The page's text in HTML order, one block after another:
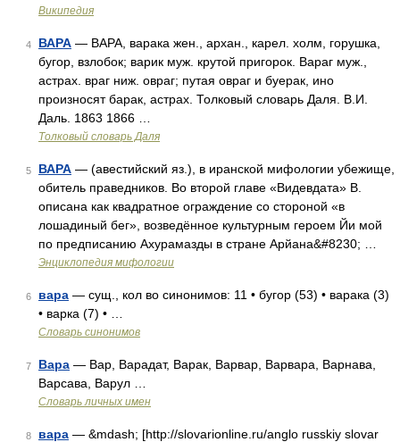
Википедия
4 ВАРА — ВАРА, варака жен., архан., карел. холм, горушка,
бугор, взлобок; варик муж. крутой пригорок. Вараг муж.,
астрах. враг ниж. овраг; путая овраг и буерак, ино
произносят барак, астрах. Толковый словарь Даля. В.И.
Даль. 1863 1866 …
Толковый словарь Даля
5 ВАРА — (авестийский яз.), в иранской мифологии убежище,
обитель праведников. Во второй главе «Видевдата» В.
описана как квадратное ограждение со стороной «в
лошадиный бег», возведённое культурным героем Йи мой
по предписанию Ахурамазды в стране Арйана&#8230; …
Энциклопедия мифологии
6 вара — сущ., кол во синонимов: 11 • бугор (53) • варака (3)
• варка (7) • …
Словарь синонимов
7 Вара — Вар, Варадат, Варак, Варвар, Варвара, Варнава,
Варсава, Варул …
Словарь личных имен
8 вара — &mdash; [http://slovarionline.ru/anglo russkiy slovar